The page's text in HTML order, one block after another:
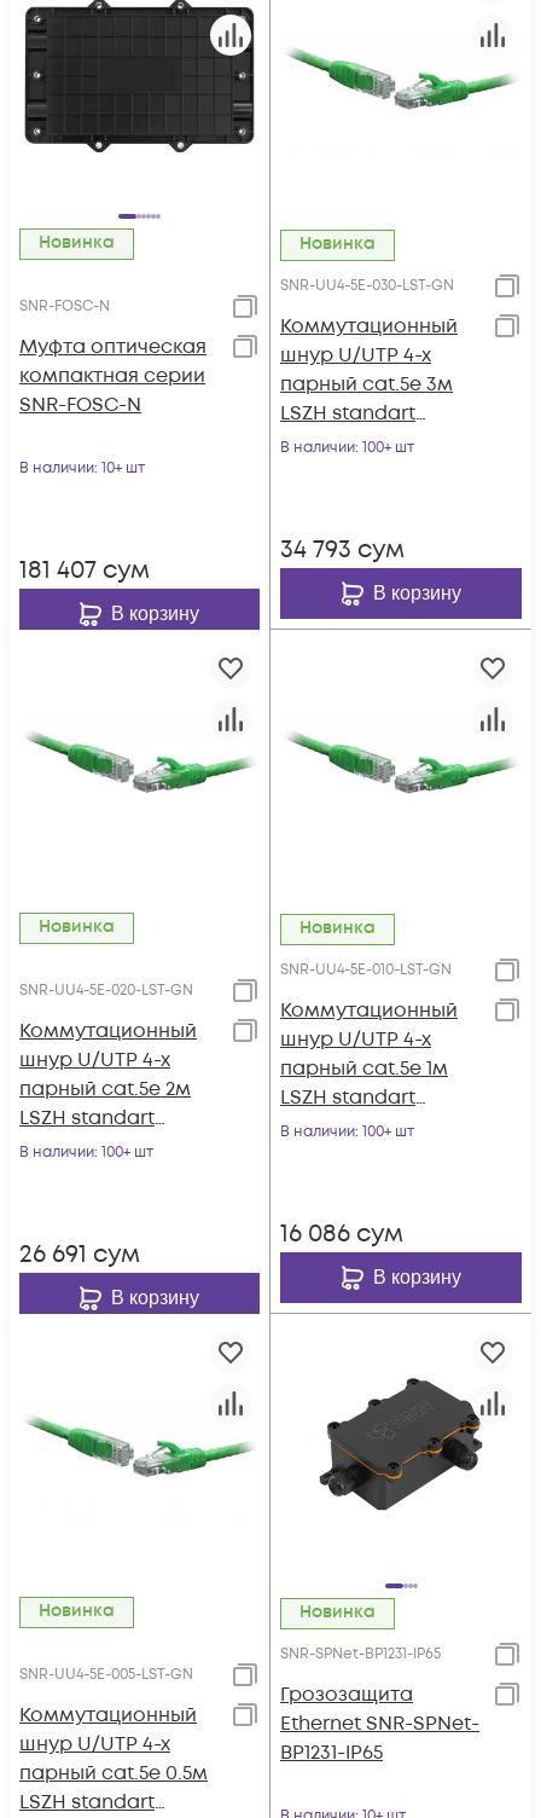
Новинка
SNR-FOSC-N
Муфта оптическая
компактная серии
SNR-FOSC-N
В наличии: 10+ шт
181 407 сум
В корзину
Новинка
SNR-UU4-5E-030-LST-GN
Коммутационный
шнур U/UTP 4-х
парный cat.5e 3м
LSZH standart
зеленый
В наличии: 100+ шт
34 793 сум
В корзину
Новинка
SNR-UU4-5E-020-LST-GN
Коммутационный
шнур U/UTP 4-х
парный cat.5e 2м
LSZH standart
зеленый
В наличии: 100+ шт
26 691 сум
В корзину
Новинка
SNR-UU4-5E-010-LST-GN
Коммутационный
шнур U/UTP 4-х
парный cat.5e 1м
LSZH standart
зеленый
В наличии: 100+ шт
16 086 сум
В корзину
Новинка
SNR-UU4-5E-005-LST-GN
Коммутационный
шнур U/UTP 4-х
парный cat.5e 0.5м
LSZH standart
Новинка
SNR-SPNet-BP1231-IP65
Грозозащита
Ethernet SNR-SPNet-
BP1231-IP65